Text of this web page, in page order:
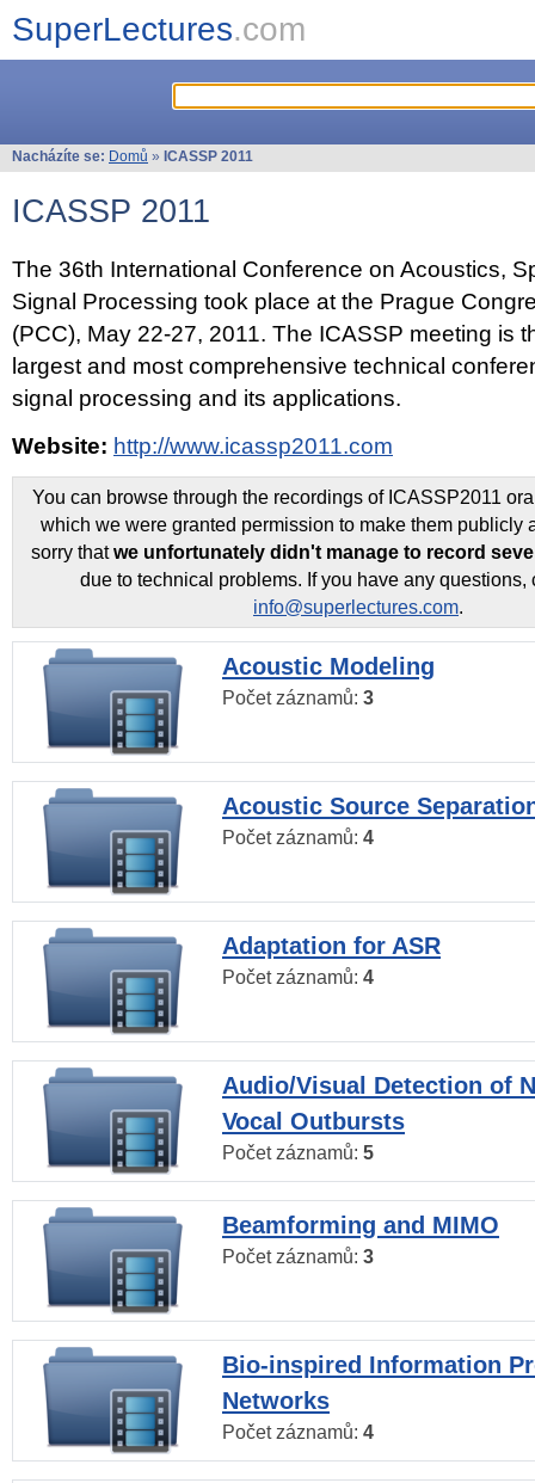
SuperLectures.com
Nacházíte se: Domů » ICASSP 2011
ICASSP 2011
The 36th International Conference on Acoustics,
Signal Processing took place at the Prague
(PCC), May 22-27, 2011. The ICASSP meeting is
largest and most comprehensive technical
signal processing and its applications.
Website: http://www.icassp2011.com
You can browse through the recordings of ICASSP2011
which we were granted permission to make them publicly
sorry thatwe unfortunately didn't manage to record
due to technical problems. If you have any questions,
info@superlectures.com.
Acoustic Modeling
Počet záznamů: 3
Acoustic Source
Počet záznamů: 4
Adaptation for ASR
Počet záznamů: 4
Audio/Visual Detection of
Vocal Outbursts
Počet záznamů: 5
Beamforming and MIMO
Počet záznamů: 3
Bio-inspired Information
Networks
Počet záznamů: 4